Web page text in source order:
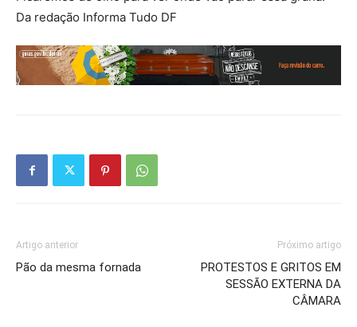
Da redação Informa Tudo DF
Artigo anterior
Pão da mesma fornada
Próximo artigo
PROTESTOS E GRITOS EM
SESSÃO EXTERNA DA
CÂMARA